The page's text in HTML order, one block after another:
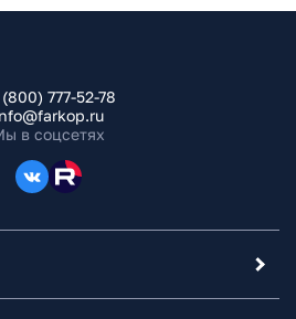
(800) 777-52-78
в соцсетях